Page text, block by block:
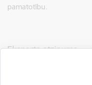
pamatotību.
Eksperta atzinums —
Tiesai vispirms tiek